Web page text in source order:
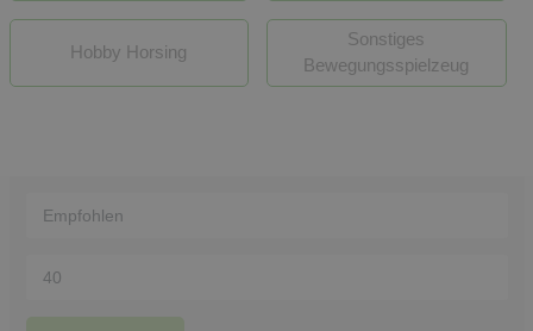
Hobby Horsing
Sonstiges
Bewegungsspielzeug